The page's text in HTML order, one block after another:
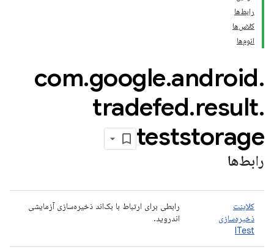
رابط‌ها
کلاس‌ها
انوم‌ها
com.google.android.
tradefed.result.
teststorage
رابط‌ها
کلاینت
ذخیره‌سازی
ITest
رابطی برای ارتباط با بک‌اند ذخیره‌سازی آزمایشی
اندروید.